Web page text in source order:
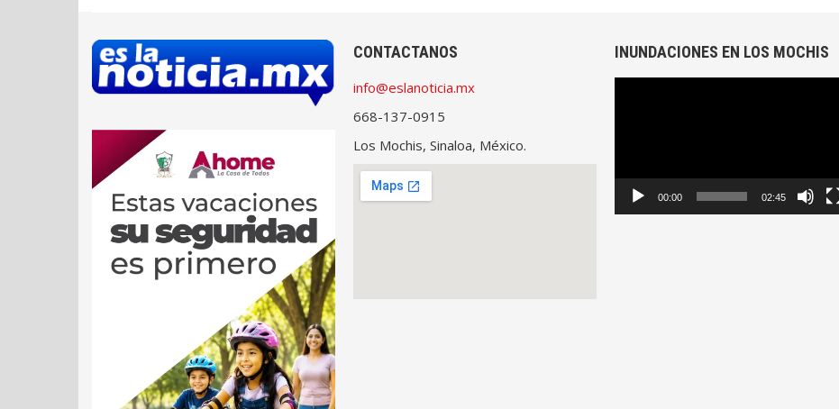
CONTACTANOS
info@eslanoticia.mx
668-137-0915
Los Mochis, Sinaloa, México.
INUNDACIONES EN LOS MOCHIS
00:00 02:45